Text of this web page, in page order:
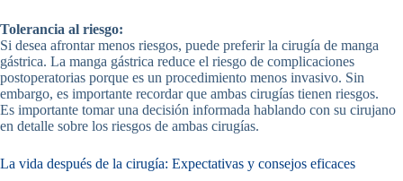
Tolerancia al riesgo:
Si desea afrontar menos riesgos, puede preferir la cirugía de manga
gástrica. La manga gástrica reduce el riesgo de complicaciones
postoperatorias porque es un procedimiento menos invasivo. Sin
embargo, es importante recordar que ambas cirugías tienen riesgos.
Es importante tomar una decisión informada hablando con su cirujano
en detalle sobre los riesgos de ambas cirugías.
La vida después de la cirugía: Expectativas y consejos eficaces